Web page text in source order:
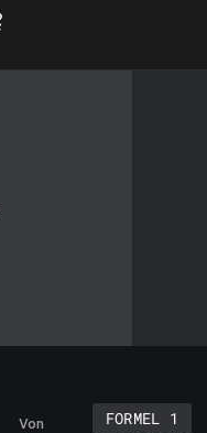
Von
FORMEL 1